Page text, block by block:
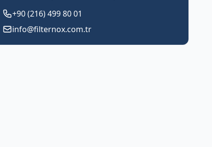
+90 (216) 499 80 01
info@filternox.com.tr